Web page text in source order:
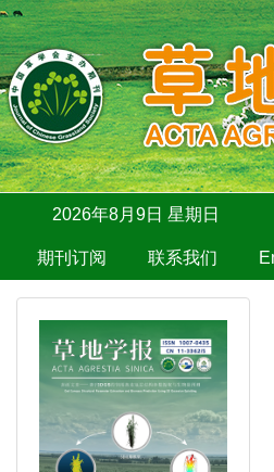
2026年8月9日 星期日
期刊订阅 联系我们